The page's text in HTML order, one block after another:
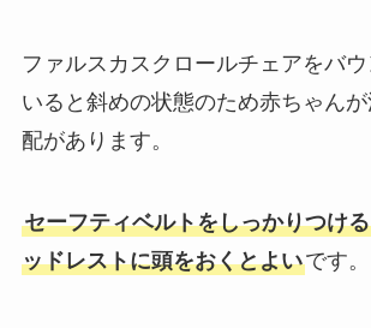
ファルスカスクロールチェアをバ
いると斜めの状態のため赤ちゃん
配があります。
セーフティベルトをしっかりつけ
ッドレストに頭をおくとよいです。